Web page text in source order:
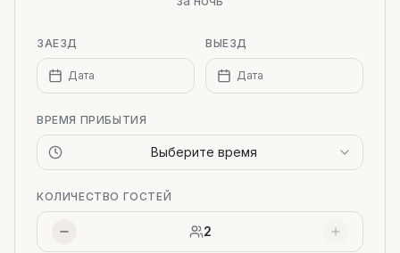
ЗАЕЗД
Дата
ВЫЕЗД
Дата
ВРЕМЯ ПРИБЫТИЯ
Выберите время
КОЛИЧЕСТВО ГОСТЕЙ
2